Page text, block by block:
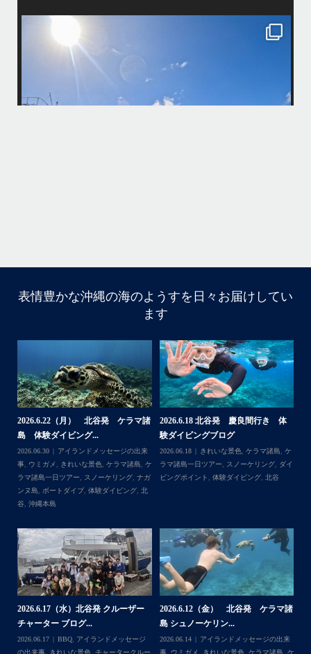
たくさんのご利用本当にありがとうございました
BBQにジェットスキー、バナナボート、SUP、パラセーリングなどな
ど…勇海号を拠点に色々お楽しみ頂きましたよ〜
海も荒れずにいい天気の中開催できたので何よりです
また来年もリピートして頂けたら嬉しいです
10月前半クルーザーチャーター
たくさんのご利用本当にありがとうございました
BBQにジェットスキー、バナナボート、SUP、パラセーリ
ングなどなど…勇海号を拠点に色々お楽しみ頂きました
よ〜
・
海も荒れずにいい天気の中開催できたので何よりです
また来年もリピートして頂けたら嬉しいです
・
発着の国立公園指定の慶良間諸島(#ケラマ)の日帰り#ダイビ
ング・#スノーケリング ツアーを開催しているマリンショッ
表情豊かな沖縄の海のようすを日々お届けしてい
ます
【台風13号によるツアー中止のお知
らせ】
2026.08.06
アイランドメッセージの出来
事, 台風
2026.8.2（火） 北谷発 ケラマ諸
島 体験ダイビング&...
2026.08.03
アイランドメッセージの出来
事,きれいな景色,ケラマ諸島, ケラマ諸島
一日ツアー ,スノーケリング,ナガンヌ島
2026.7.28（火） 北谷発 ケラマ諸
島 体験ダイビング...
2026.07.30
アイランドメッセージの出来
事,ウミウシ ,きれいな景色, ケラマ諸島,ケ
ラマ諸島一日ツアー,スノーケリング, 体験
2026.7.23 北谷発 慶良間行き 体
験ダイビング＆シュ...
ケラマ諸島